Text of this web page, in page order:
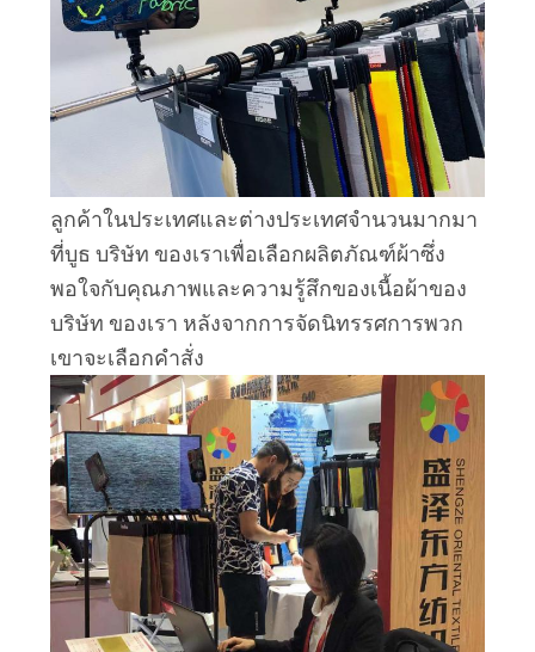
ลูกค้าในประเทศและต่างประเทศจำนวนมากมา
ที่บูธ บริษัท ของเราเพื่อเลือกผลิตภัณฑ์ผ้าซึ่ง
พอใจกับคุณภาพและความรู้สึกของเนื้อผ้าของ
บริษัท ของเรา หลังจากการจัดนิทรรศการพวก
เขาจะเลือกคำสั่ง